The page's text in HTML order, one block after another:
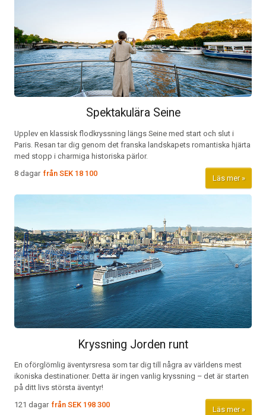
Spektakulära Seine
Upplev en klassisk flodkryssning längs Seine med start och slut i
Paris. Resan tar dig genom det franska landskapets romantiska hjärta
med stopp i charmiga historiska pärlor.
8 dagar från SEK 18 100
Läs mer
Kryssning Jorden runt
En oförglömlig äventyrsresa som tar dig till några av världens mest
ikoniska destinationer. Detta är ingen vanlig kryssning – det är starten
på ditt livs största äventyr!
121 dagar från SEK 198 300
Läs mer